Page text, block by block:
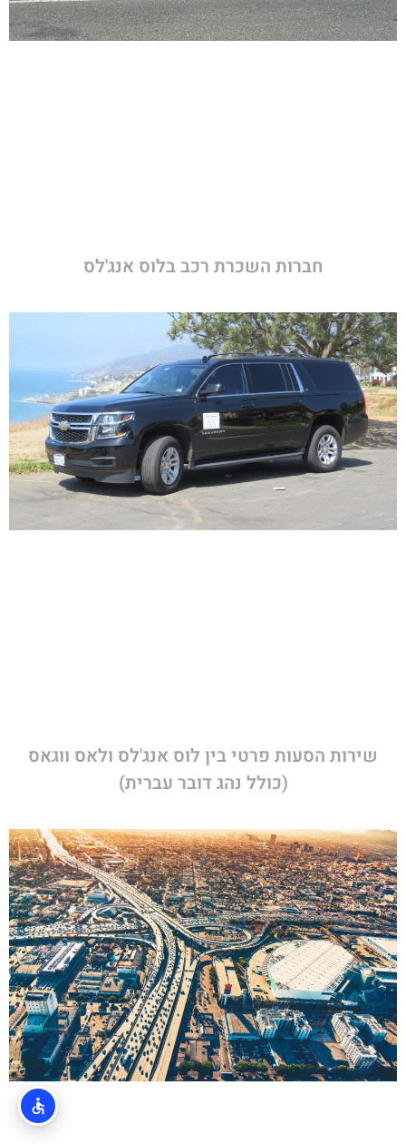
חברות השכרת רכב בלוס אנג'לס
שירות הסעות פרטי בין לוס אנג'לס ולאס ווגאס
(כולל נהג דובר עברית)